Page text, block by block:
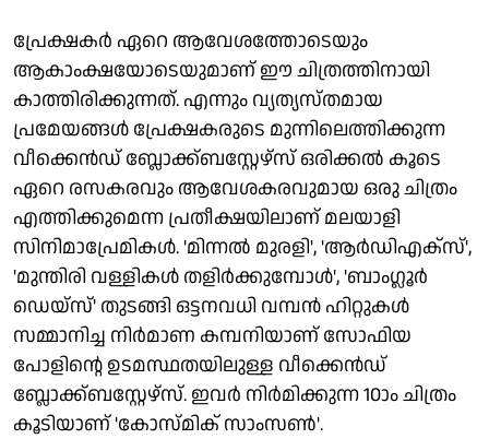
പ്രേക്ഷകർ ഏറെ ആവേശത്തോടെയും
ആകാംക്ഷയോടെയുമാണ് ഈ ചിത്രത്തിനായി
കാത്തിരിക്കുന്നത്. എന്നും വ്യത്യസ്തമായ
പ്രമേയങ്ങൾ പ്രേക്ഷകരുടെ മുന്നിലെത്തിക്കുന്ന
വീക്കെൻഡ് ബ്ലോക്ക്ബസ്റ്റേഴ്സ് ഒരിക്കൽ കൂടെ
ഏറെ രസകരവും ആവേശകരവുമായ ഒരു ചിത്രം
എത്തിക്കുമെന്ന പ്രതീക്ഷയിലാണ് മലയാളി
സിനിമാപ്രേമികൾ. 'മിന്നൽ മുരളി', 'ആർഡിഎക്സ്',
'മുന്തിരി വള്ളികൾ തളിർക്കുമ്പോൾ', 'ബാംഗ്ലൂർ
ഡെയ്സ്' തുടങ്ങി ഒട്ടനവധി വമ്പൻ ഹിറ്റുകൾ
സമ്മാനിച്ച നിർമാണ കമ്പനിയാണ് സോഫിയ
പോളിന്റെ ഉടമസ്ഥതയിലുള്ള വീക്കെൻഡ്
ബ്ലോക്ക്ബസ്റ്റേഴ്സ്. ഇവർ നിർമിക്കുന്ന 10ാം ചിത്രം
കൂടിയാണ് 'കോസ്മിക് സാംസൺ'.